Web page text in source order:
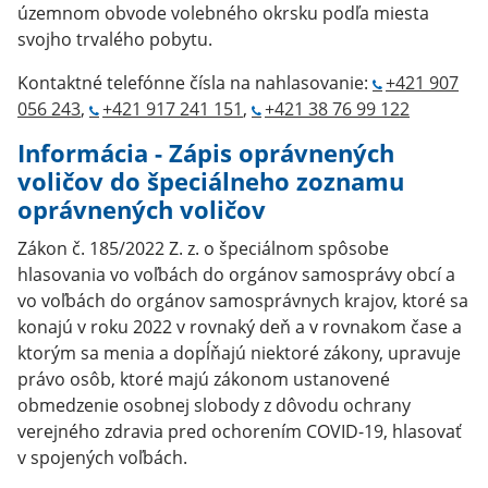
územnom obvode volebného okrsku podľa miesta
svojho trvalého pobytu.
Kontaktné telefónne čísla na nahlasovanie:
+421 907
056 243, +421 917 241 151, +421 38 76 99 122
Informácia - Zápis oprávnených
voličov do špeciálneho zoznamu
oprávnených voličov
Zákon č. 185/2022 Z. z. o špeciálnom spôsobe
hlasovania vo voľbách do orgánov samosprávy obcí a
vo voľbách do orgánov samosprávnych krajov, ktoré sa
konajú v roku 2022 v rovnaký deň a v rovnakom čase a
ktorým sa menia a dopĺňajú niektoré zákony, upravuje
právo osôb, ktoré majú zákonom ustanovené
obmedzenie osobnej slobody z dôvodu ochrany
verejného zdravia pred ochorením COVID-19, hlasovať
v spojených voľbách.